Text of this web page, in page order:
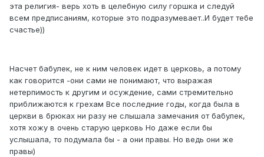
эта религия- верь хоть в целебную силу горшка и следуй
всем предписаниям, которые это подразумевает..И будет тебе
счастье))
Насчет бабулек, не к ним человек идет в церковь, а потому
как говорится -они сами не понимают, что выражая
нетерпимость к другим и осуждение, сами стремительно
приближаются к грехам Все последние годы, когда была в
церкви в брюках ни разу не слышала замечания от бабулек,
хотя хожу в очень старую церковь Но даже если бы
услышала, то подумала бы - а они правы. Но ведь они же
правы)